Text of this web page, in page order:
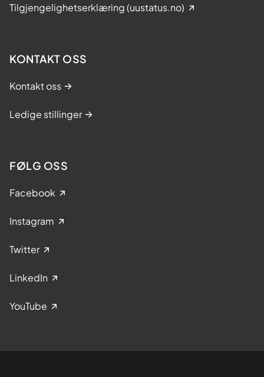
Tilgjengelighetserklæring (uustatus.no)
KONTAKT OSS
Kontakt oss
Ledige stillinger
FØLG OSS
Facebook
Instagram
Twitter
LinkedIn
YouTube